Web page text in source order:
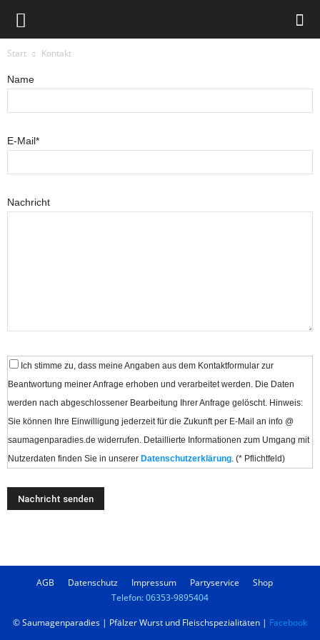
Start Kontakt
Name
E-Mail*
Nachricht
Ich stimme zu, dass meine Angaben aus dem Kontaktformular zur
Beantwortung meiner Anfrage erhoben und verarbeitet werden. Die Daten
werden nach abgeschlossener Bearbeitung Ihrer Anfrage gelöscht. Hinweis:
Sie können Ihre Einwilligung jederzeit für die Zukunft per E-Mail an info @
saumagenparadies.de widerrufen. Detaillierte Informationen zum Umgang mit
Nutzerdaten finden Sie in unserer Datenschutzerklärung. (* Pflichtfeld)
AGB Datenschutz Impressum Partyservice
Shop
Telefon: 06353-9895404
© Saumagenparadies | Pfälzer Wurst und Fleischspezialitäten | Facebook